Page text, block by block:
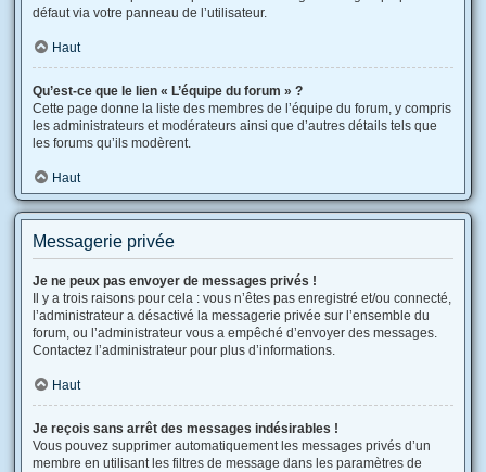
défaut via votre panneau de l’utilisateur.
Haut
Qu’est-ce que le lien « L’équipe du forum » ?
Cette page donne la liste des membres de l’équipe du forum, y compris
les administrateurs et modérateurs ainsi que d’autres détails tels que
les forums qu’ils modèrent.
Haut
Messagerie privée
Je ne peux pas envoyer de messages privés !
Il y a trois raisons pour cela : vous n’êtes pas enregistré et/ou connecté,
l’administrateur a désactivé la messagerie privée sur l’ensemble du
forum, ou l’administrateur vous a empêché d’envoyer des messages.
Contactez l’administrateur pour plus d’informations.
Haut
Je reçois sans arrêt des messages indésirables !
Vous pouvez supprimer automatiquement les messages privés d’un
membre en utilisant les filtres de message dans les paramètres de